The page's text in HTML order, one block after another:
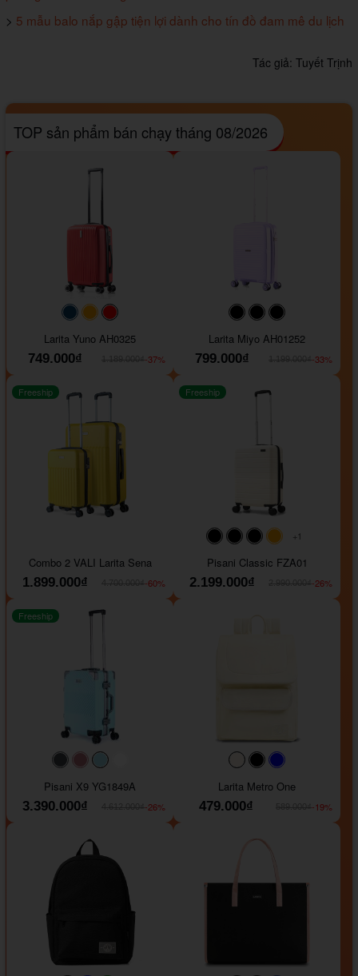
> 5 mẫu balo nắp gập tiện lợi dành cho tín đồ đam mê du lịch
Tác giả: Tuyết Trịnh
TOP sản phẩm bán chạy tháng 08/2026
#093f69#ffa500
Larita Yuno AH0325
749.000₫
-37%
#000000#000000
Larita Miyo AH01252
799.000₫
-33%
Freeship
Combo 2 VALI Larita Sena
1.899.000₫
-60%
#000000#000000
#000000
#ffa500
+1
Freeship
Pisani Classic FZA01
2.199.000₫
-26%
#40454a#b76e79
#9ad8e7
Freeship
Pisani X9 YG1849A
3.390.000₫
-26%
#faf0e6#000000
Larita Metro One
479.000₫
-19%